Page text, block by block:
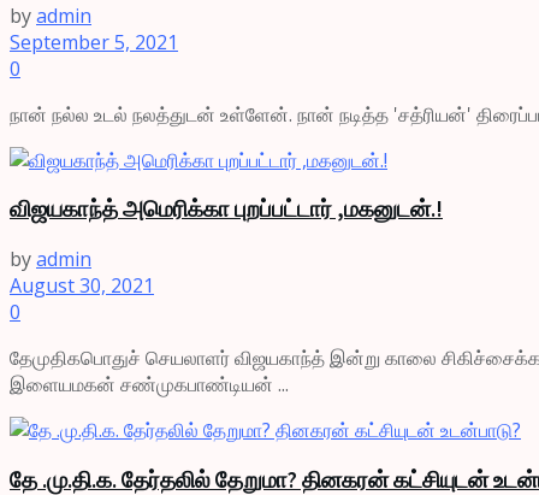
byadmin
September 5, 2021
0
நான் நல்ல உடல் நலத்துடன் உள்ளேன். நான் நடித்த 'சத்ரியன்'
விஜயகாந்த் அமெரிக்கா புறப்பட்டார் ,மகனுடன்.!
byadmin
August 30, 2021
0
தேமுதிகபொதுச் செயலாளர் விஜயகாந்த் இன்று காலை
இளையமகன் சண்முகபாண்டியன் ...
தே .மு.தி.க. தேர்தலில் தேறுமா? தினகரன் கட்சியுடன்